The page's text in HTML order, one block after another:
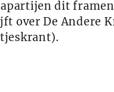
dit framen
over De Andere